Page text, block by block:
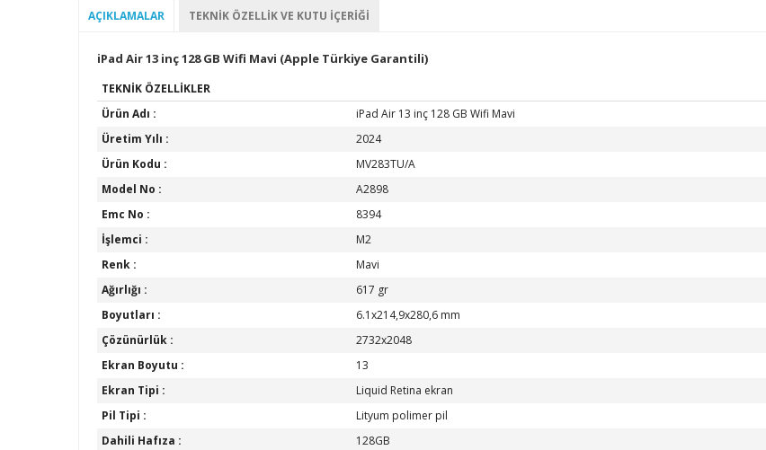
AÇIKLAMALAR TEKNIK ÖZELLIK VE KUTU İÇERIĞI
iPad Air 13 inç 128 GB Wifi Mavi (Apple Türkiye Garantili)
TEKNIK ÖZELLIKLER
Ürün Adı :
iPad Air 13 inç 128 GB Wifi Mavi
Üretim Yılı :
2024
Ürün Kodu :
MV283TU/A
Model No :
A2898
Emc No :
8394
İşlemci :
M2
Renk :
Mavi
Ağırlığı :
617 gr
Boyutları :
6.1x214,9x280,6 mm
Çözünürlük :
2732x2048
Ekran Boyutu :
13
Ekran Tipi :
Liquid Retina ekran
Pil Tipi :
Lityum polimer pil
Dahili Hafıza :
128GB